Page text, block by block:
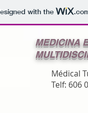
with the
MEDICINA
Médical
Telf: 606